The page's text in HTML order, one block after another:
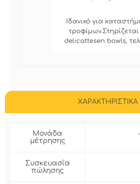
Ιδανικό για
delicattesen bowls,
των
καλόγερους
ΧΑΡΑΚΤΗΡΙΣΤΙΚΑ
Μονάδα
μέτρησης
Συσκευασία
πώλησης